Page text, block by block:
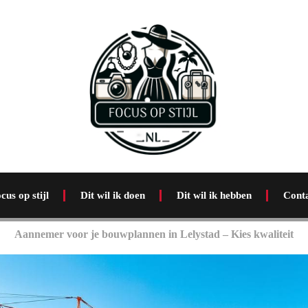
op stijl Dit wil ik doen Dit wil ik hebben
Aannemer voor je bouwplannen in Lelystad – Kies kwaliteit